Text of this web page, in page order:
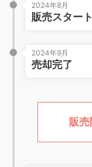
2024年8月
販売スタート
2024年9月
売却完了
販売